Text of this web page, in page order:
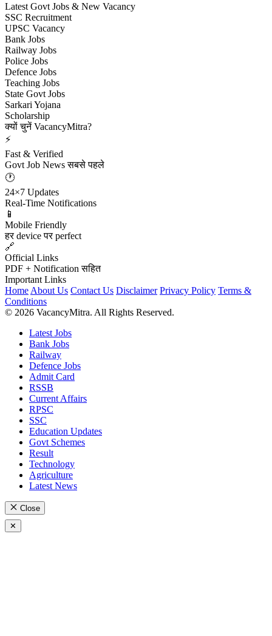
Latest Govt Jobs & New Vacancy
SSC Recruitment
UPSC Vacancy
Bank Jobs
Railway Jobs
Police Jobs
Defence Jobs
Teaching Jobs
State Govt Jobs
Sarkari Yojana
Scholarship
क्यों चुनें VacancyMitra?
⚡
Fast & Verified
Govt Job News सबसे पहले
🕐
24×7 Updates
Real-Time Notifications
📱
Mobile Friendly
हर device पर perfect
🔗
Official Links
PDF + Notification सहित
Important Links
Home About Us Contact Us Disclaimer Privacy Policy Terms &
Conditions
© 2026 VacancyMitra. All Rights Reserved.
Latest Jobs
Bank Jobs
Railway
Defence Jobs
Admit Card
RSSB
Current Affairs
RPSC
SSC
Education Updates
Govt Schemes
Result
Technology
Agriculture
Latest News
Close
✕